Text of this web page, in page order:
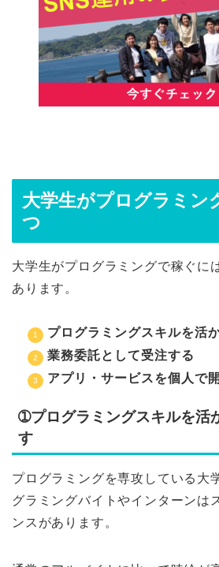
大学生がプログラミン
つ
大学生がプログラミングで稼ぐに
あります。
プログラミングスキルを活
業務委託として受注する
アプリ・サービスを個人で
➀プログラミングスキルを活
す
プログラミングを専攻している大
グラミングバイトやインターンは
ンスがあります。